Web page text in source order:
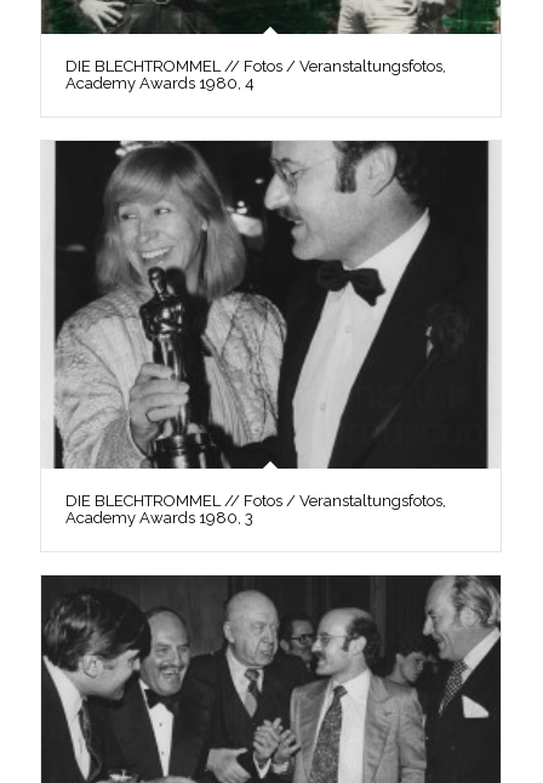
DIE BLECHTROMMEL // Fotos / Veranstaltungsfotos,
Academy Awards 1980, 4
DIE BLECHTROMMEL // Fotos / Veranstaltungsfotos,
Academy Awards 1980, 3